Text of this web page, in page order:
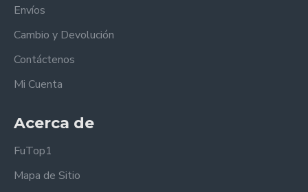
Envíos
Cambio y Devolución
Contáctenos
Mi Cuenta
Acerca de
FuTop1
Mapa de Sitio